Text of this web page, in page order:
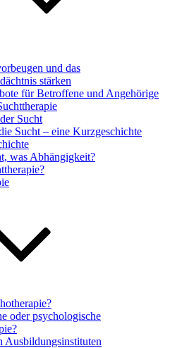
und das
stärken
für Betroffene und Angehörige
Sucht
Sucht – eine Kurzgeschichte
was Abhängigkeit?
oder psychologische
Ausbildungsinstituten